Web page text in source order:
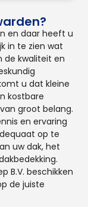
en daar heeft u
in te zien wat
de kwaliteit en
u dat kleine
kostbare
groot belang.
en ervaring
op te
uw dak, het
B.V. beschikken
de juiste